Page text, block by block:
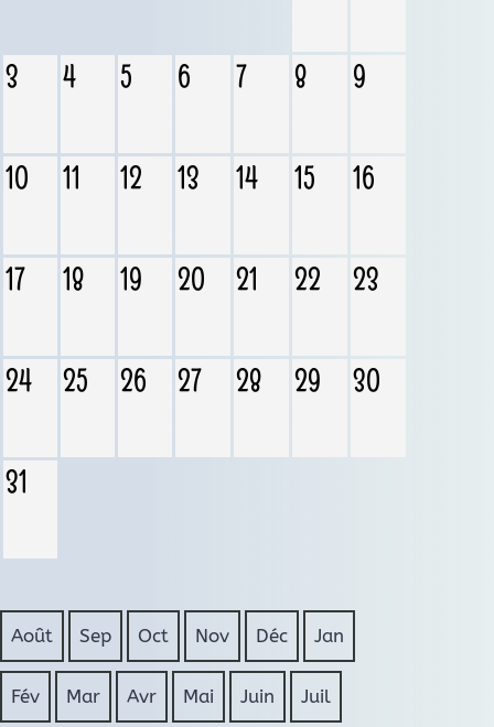
3 4 5 6 7 8 9
10 11 12 13 14 15 16
17 18 19 20 21 22 23
24 25 26 27 28 29 30
31
Août Sep Oct Nov Déc Jan
Fév Mar Avr Mai Juin Juil